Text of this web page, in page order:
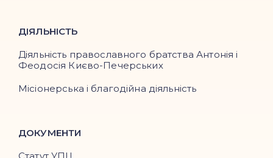
ДІЯЛЬНІСТЬ
Діяльність православного братства Антонія і
Феодосія Києво-Печерських
Місіонерська і благодійна діяльність
ДОКУМЕНТИ
Статут УПЦ